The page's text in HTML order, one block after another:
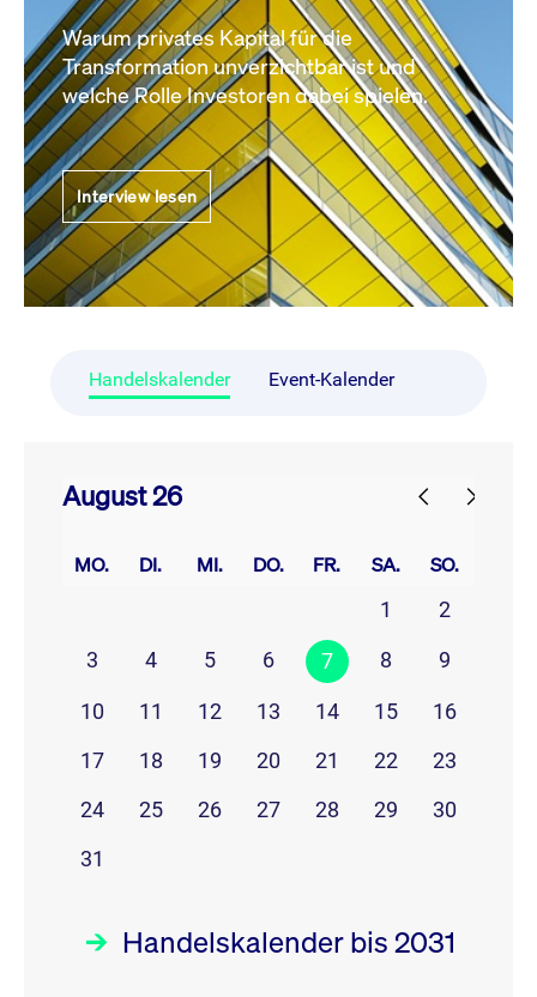
Warum privates Kapital für die
Transformation unverzichtbar ist und
welche Rolle Investoren dabei spielen.
Interview lesen
Handelskalender Event-Kalender
August 26
MO. DI. MI. DO. FR. SA. SO.
1
2
3
4 5 6 7 8 9
10 11 12 13 14 15
16
17
18 19 20 21 22
23
24
25 26 27 28 29
30
31
Handelskalender bis 2031